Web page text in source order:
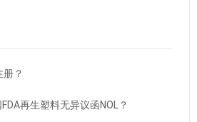
册？
再生塑料无异议函NOL？